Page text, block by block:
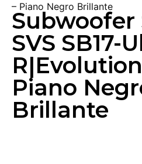
– Piano Negro Brillante
Subwoofer
SVS SB17-
Piano
Brillante